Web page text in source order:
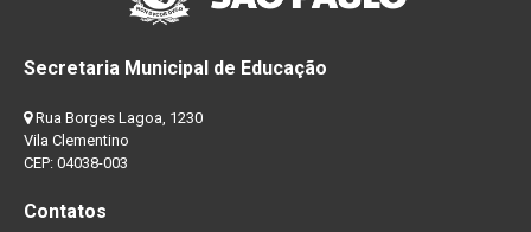
Secretaria Municipal de Educação
Rua Borges Lagoa, 1230
Vila Clementino
CEP: 04038-003
Contatos